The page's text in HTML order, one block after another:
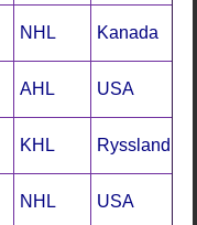
NHL Kanada
AHL USA
KHL Ryssland
NHL USA